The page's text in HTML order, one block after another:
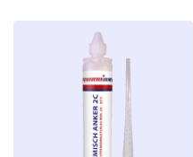
AR Kaitex Coating
argentée
Jusqu’à 2 fois plus
inoxydable